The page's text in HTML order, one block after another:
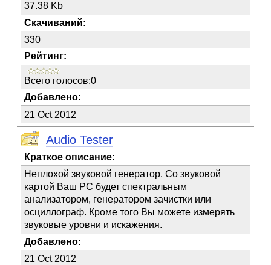
37.38 Kb
Скачиваний:
330
Рейтинг:
Всего голосов:0
Добавлено:
21 Oct 2012
Audio Tester
Краткое описание:
Неплохой звуковой генератор. Со звуковой
картой Ваш PC будет спектральным
анализатором, генератором зачистки или
осциллограф. Кроме того Вы можете измерять
звуковые уровни и искажения.
Добавлено:
21 Oct 2012